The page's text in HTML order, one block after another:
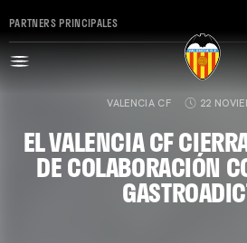
PARTNERS PRINCIPALES
VALENCIA CF 22
EL VALENCIA CF
DE COLABORACIÓN